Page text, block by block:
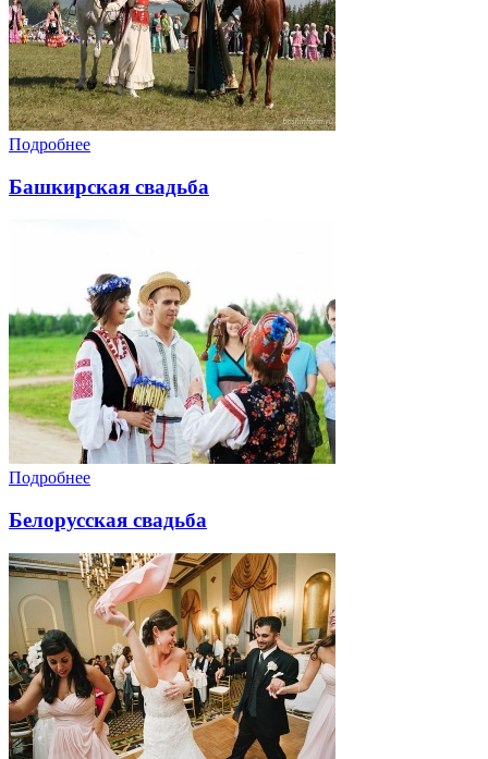
Подробнее
Башкирская свадьба
Подробнее
Белорусская свадьба